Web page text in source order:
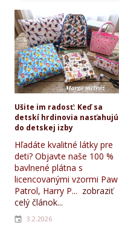
Ušite im radosť: Keď sa
detskí hrdinovia nasťahujú
do detskej izby
Hľadáte kvalitné látky pre
deti? Objavte naše 100 %
bavlnené plátna s
licencovanými vzormi Paw
Patrol, Harry P... zobraziť
celý článok...
3.2.2026